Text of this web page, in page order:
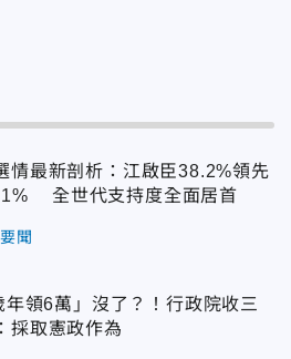
情最新剖析：江啟臣38.2%領先
全世代支持度全面居首
要聞
年領6萬」沒了？！行政院收三
採取憲政作為